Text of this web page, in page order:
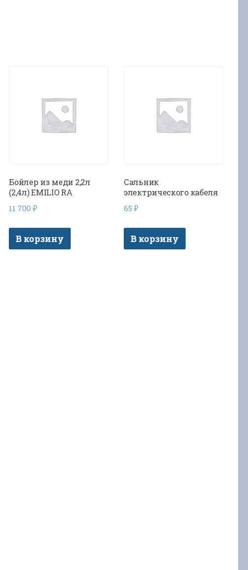
Бойлер из меди 2,2л
(2,4л) EMILIO RA
11 700₽
В корзину
Сальник
электрического кабеля
65₽
В корзину